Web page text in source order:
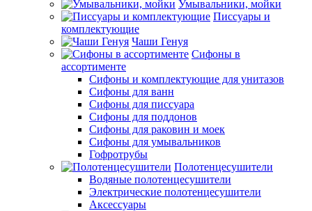
Умывальники, мойки
Писсуары и
комплектующие
Чаши Генуя
Сифоны в
ассортименте
Сифоны и комплектующие для унитазов
Сифоны для ванн
Сифоны для писсуара
Сифоны для поддонов
Сифоны для раковин и моек
Сифоны для умывальников
Гофротрубы
Полотенцесушители
Водяные полотенцесушители
Электрические полотенцесушители
Аксессуары